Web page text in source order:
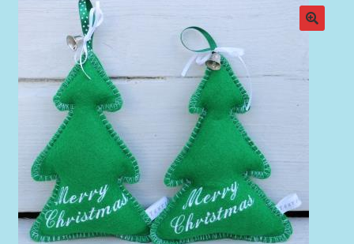
Winkelmand
Voorwaarden
Over ons